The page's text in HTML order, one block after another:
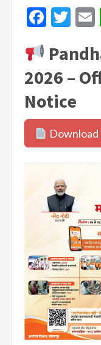
2026 –
Notice
Download